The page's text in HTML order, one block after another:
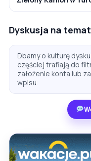
Dyskusja na
Dbamy o kulturę
częściej trafiają do
założenie konta lub
wpisu.